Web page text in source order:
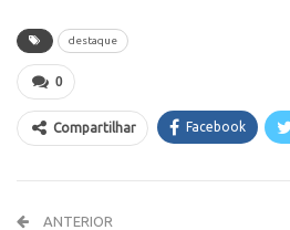
destaque
0
Compartilhar Facebook
ANTERIOR